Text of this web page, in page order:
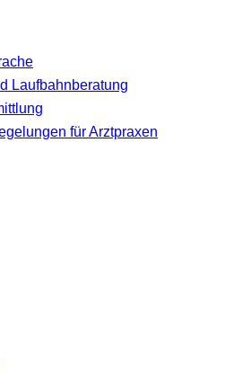
Laufbahnberatung
für Arztpraxen